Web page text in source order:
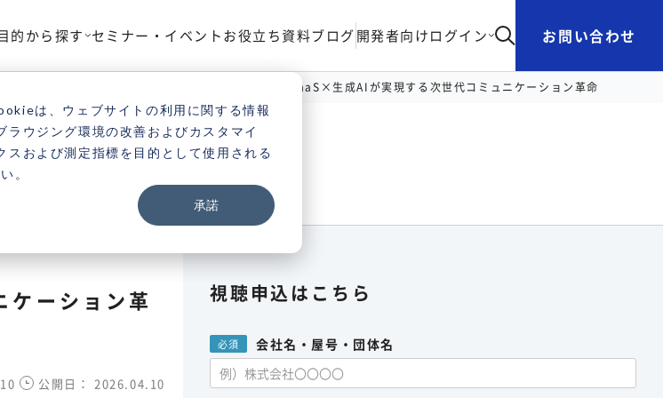
は、ウェブサイトの利用に関する情報
ウジング環境の改善およびカスタマイ
および測定指標を目的として使用される
。
承諾
的から探す セミナー・イベントお役立ち資料ブログ開発者向けログイン お問い合わせ
CPaaS×生成AIが実現する次世代コミュニケーション革命
ーション革
公開日： 2026.04.10
視聴申込はこちら
会社名・屋号・団体名